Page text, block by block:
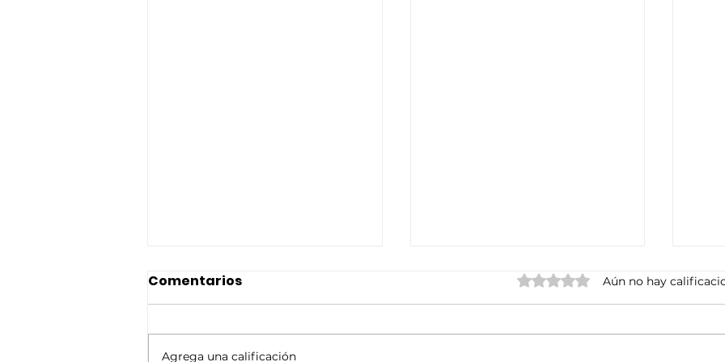
Comentarios Obtuvo 0 de 5 estrellas.
Aún no hay
Agrega una calificación